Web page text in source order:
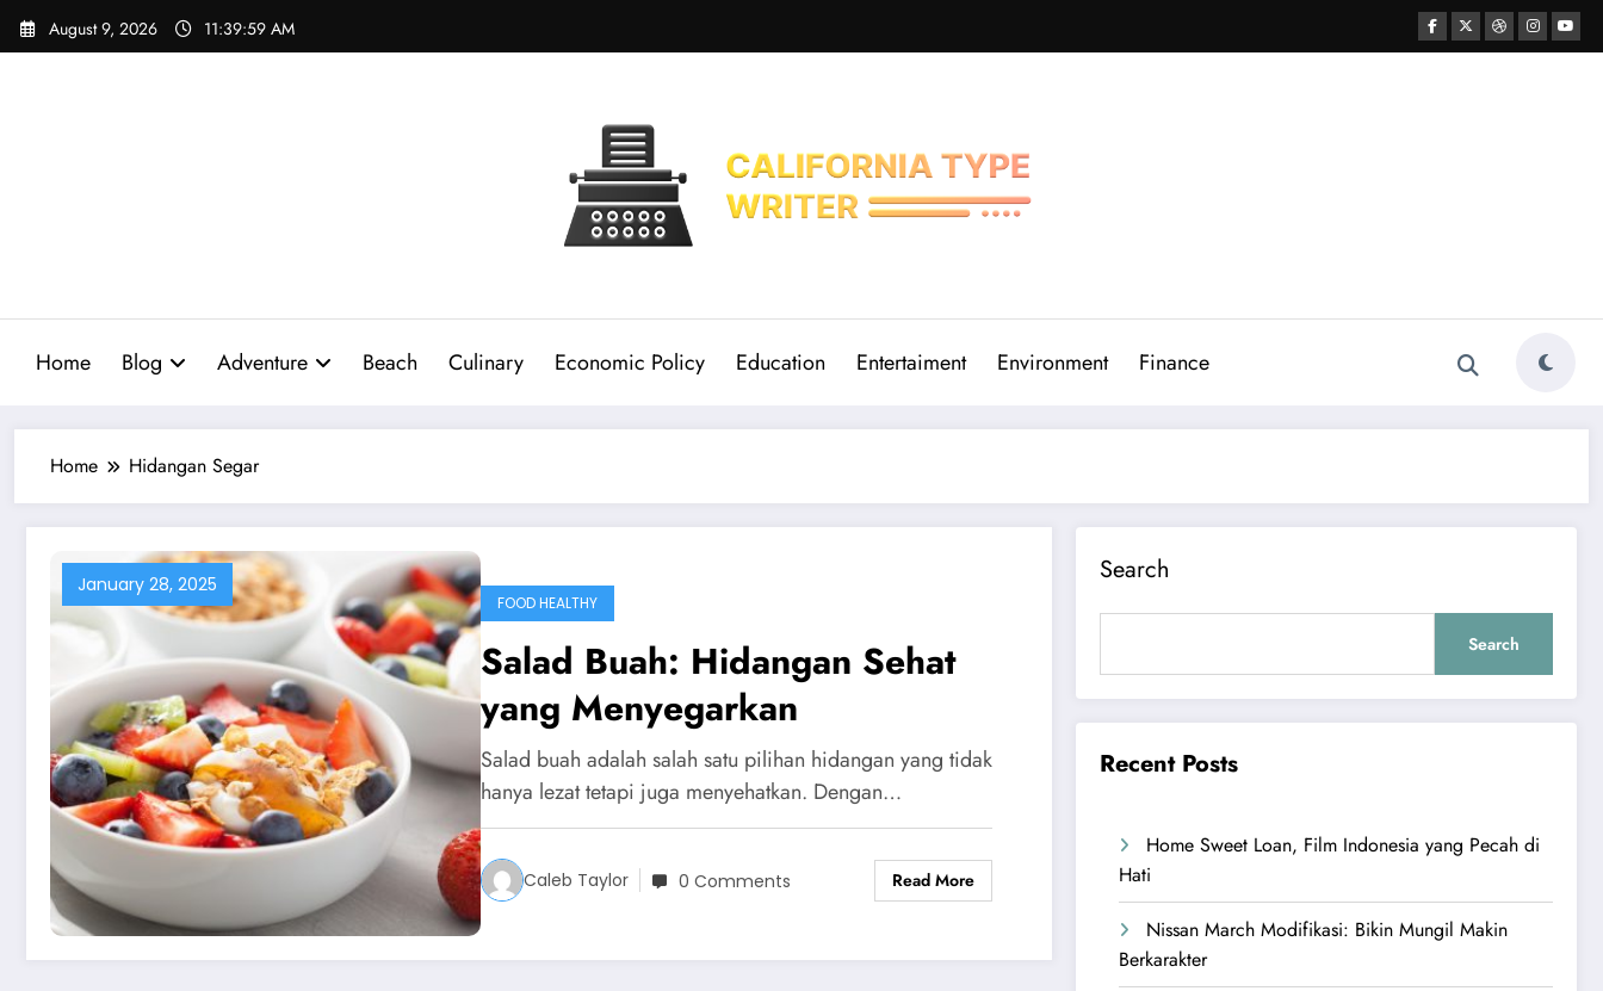
Skip
August 9, 2026 11:40:00 AM
Home Blog Adventure Beach Culinary Economic Policy Education Entertaiment Environment Finance
Home Hidangan Segar
January 28, 2025
FOOD HEALTHY
Salad Buah: Hidangan Sehat
yang Menyegarkan
Salad buah adalah salah satu pilihan hidangan yang tidak
hanya lezat tetapi juga menyehatkan. Dengan…
Caleb Taylor 0 Comments Read More
Search
Search
Recent Posts
Home Sweet Loan, Film Indonesia yang Pecah di
Hati
Nissan March Modifikasi: Bikin Mungil Makin
Berkarakter